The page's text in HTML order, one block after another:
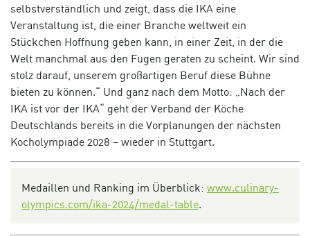
selbstverständlich und zeigt, dass die IKA eine
Veranstaltung ist, die einer Branche weltweit ein
Stückchen Hoffnung geben kann, in einer Zeit, in der die
Welt manchmal aus den Fugen geraten zu scheint. Wir sind
stolz darauf, unserem großartigen Beruf diese Bühne
bieten zu können.“ Und ganz nach dem Motto: „Nach der
IKA ist vor der IKA“ geht der Verband der Köche
Deutschlands bereits in die Vorplanungen der nächsten
Kocholympiade 2028 – wieder in Stuttgart.
Medaillen und Ranking im Überblick: www.culinary-
olympics.com/ika-2024/medal-table.